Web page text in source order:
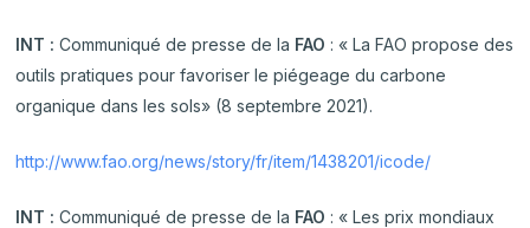
INT :Communiqué de presse de la FAO : « La FAO propose des
outils pratiques pour favoriser le piégeage du carbone
organique dans les sols» (8 septembre 2021).
http://www.fao.org/news/story/fr/item/1438201/icode/
INT :Communiqué de presse de la FAO : « Les prix mondiaux